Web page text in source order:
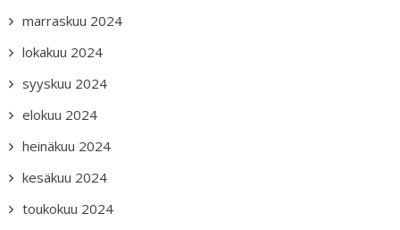
marraskuu 2024
lokakuu 2024
syyskuu 2024
elokuu 2024
heinäkuu 2024
kesäkuu 2024
toukokuu 2024